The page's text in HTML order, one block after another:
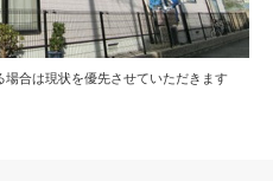
合は現状を優先させていただきます